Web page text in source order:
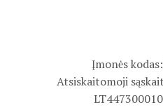
Įmonės
Atsiskaitomoji